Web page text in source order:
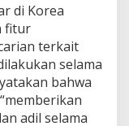
di Korea
fitur
terkait
selama
bahwa
adil selama